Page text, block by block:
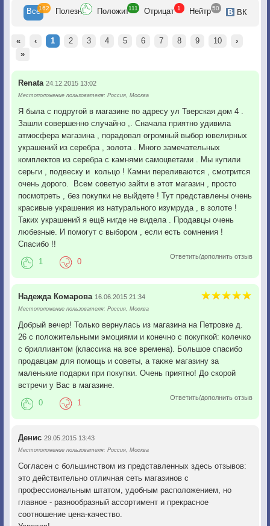
Все162 Полезн Положит111 Отрицат 1 Нейтр 50 ВК
« ‹ 1 2 3 4 5 6 7 8 9 10
›
»
Renata 24.12.2015 13:02
Местоположение пользователя: Россия, Москва
Я была с подругой в магазине по адресу ул Тверская дом 4 .
Зашли совершенно случайно ,. Сначала приятно удивила
атмосфера магазина , порадовал огромный выбор ювелирных
украшений из серебра , золота . Много замечательных
комплектов из серебра с камнями самоцветами . Мы купили
серьги , подвеску и кольцо ! Камни переливаются , смотрится
очень дорого. Всем советую зайти в этот магазин , просто
посмотреть , без покупки не выйдете ! Тут представлены очень
красивые украшения из натурального изумруда , в золоте !
Таких украшений я ещё нигде не видела . Продавцы очень
любезные. И помогут с выбором , если есть сомнения !
Спасибо !!
Ответить/дополнить отзыв
1 0
Надежда Комарова 16.06.2015 21:34
Местоположение пользователя: Россия, Москва
Добрый вечер! Только вернулась из магазина на Петровке д.
26 с положительными эмоциями и конечно с покупкой: колечко
с бриллиантом (классика на все времена). Большое спасибо
продавцам для помощь и советы, а также магазину за
маленькие подарки при покупки. Очень приятно! До скорой
встречи у Вас в магазине.
Ответить/дополнить отзыв
0 1
Денис 29.05.2015 13:43
Местоположение пользователя: Россия, Москва
Согласен с большинством из представленных здесь отзывов:
это действительно отличная сеть магазинов с
профессиональным штатом, удобным расположением, но
главное - разнообразный ассортимент и прекрасное
соотношение цена-качество.